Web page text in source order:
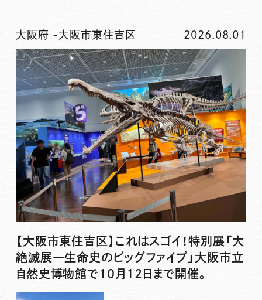
大阪府 -大阪市東住吉区 2026.08.01
【大阪市東住吉区】これはスゴイ！特別展「大
絶滅展―生命史のビッグファイブ」大阪市立
自然史博物館で10月12日まで開催。